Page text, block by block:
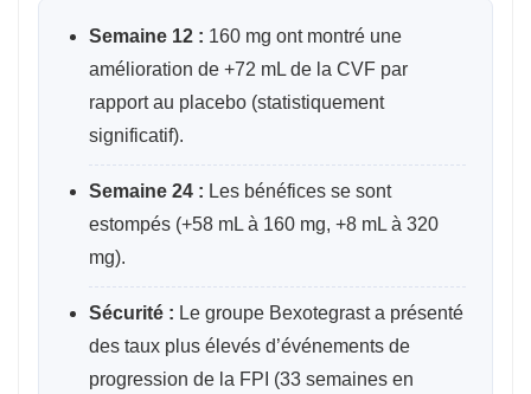
Semaine 12 : 160 mg ont montré une
amélioration de +72 mL de la CVF par
rapport au placebo (statistiquement
significatif).
Semaine 24 : Les bénéfices se sont
estompés (+58 mL à 160 mg, +8 mL à 320
mg).
Sécurité : Le groupe Bexotegrast a présenté
des taux plus élevés d’événements de
progression de la FPI (33 semaines en